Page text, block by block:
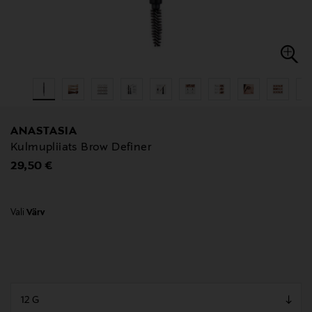
ANASTASIA
Kulmupliiats Brow Definer
Original Price
29,50 €
Vali Värv